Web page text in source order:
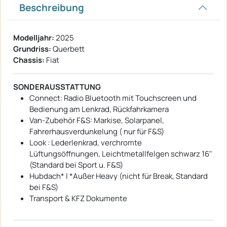
Beschreibung
Modelljahr:2025
Grundriss:Querbett
Chassis: Fiat
SONDERAUSSTATTUNG
Connect: Radio Bluetooth mit Touchscreen und
Bedienung am Lenkrad, Rückfahrkamera
Van-Zubehör F&S: Markise, Solarpanel,
Fahrerhausverdunkelung ( nur für F&S)
Look : Lederlenkrad, verchromte
Lüftungsöffnungen, Leichtmetallfelgen schwarz 16"
(Standard bei Sport u. F&S)
Hubdach* | *Außer Heavy (nicht für Break, Standard
bei F&S)
Transport & KFZ Dokumente